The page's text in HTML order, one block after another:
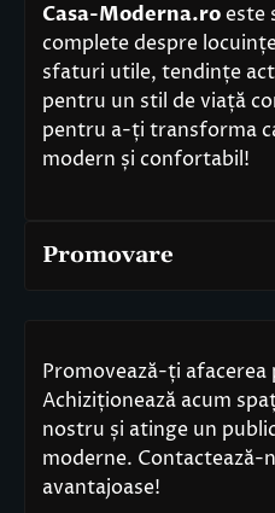
Casa-Moderna.roeste
complete despre
sfaturi utile, tendințe
pentru un stil de viață
pentru a-ți transforma
modern și confortabil!
Promovare
Promovează-ți afacerea
Achiziționează acum
nostru și atinge un
moderne.
avantajoase!